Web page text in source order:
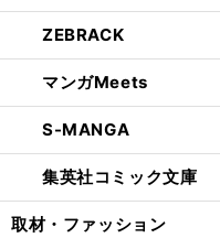
ZEBRACK
マンガMeets
S-MANGA
集英社コミック文庫
取材・ファッション